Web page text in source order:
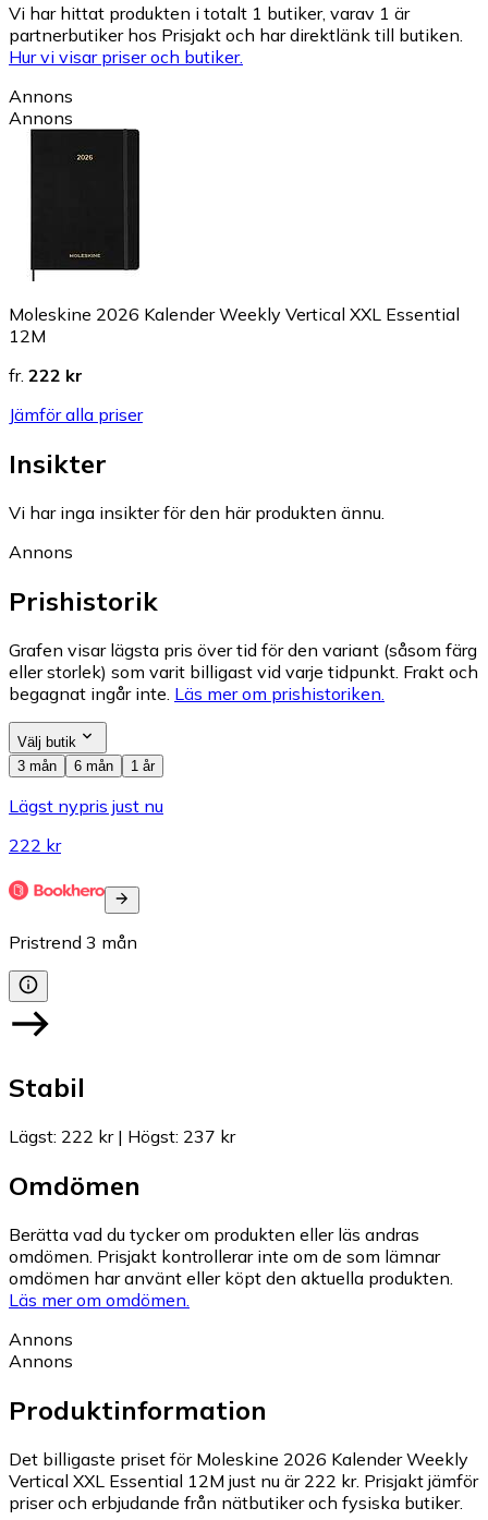
Vi har hittat produkten i totalt 1 butiker, varav 1 är
partnerbutiker hos Prisjakt och har direktlänk till butiken.
Hur vi visar priser och butiker.
Annons
Annons
Moleskine 2026 Kalender Weekly Vertical XXL Essential
12M
fr. 222 kr
Jämför alla priser
Insikter
Vi har inga insikter för den här produkten ännu.
Annons
Prishistorik
Grafen visar lägsta pris över tid för den variant (såsom färg
eller storlek) som varit billigast vid varje tidpunkt. Frakt och
begagnat ingår inte. Läs mer om prishistoriken.
Välj butik
3 mån
6 mån 1 år
Lägst nypris just nu
222 kr
Pristrend 3 mån
Stabil
Lägst: 222 kr| Högst: 237 kr
Omdömen
Berätta vad du tycker om produkten eller läs andras
omdömen. Prisjakt kontrollerar inte om de som lämnar
omdömen har använt eller köpt den aktuella produkten.
Läs mer om omdömen.
Annons
Annons
Produktinformation
Det billigaste priset för Moleskine 2026 Kalender Weekly
Vertical XXL Essential 12M just nu är 222 kr. Prisjakt jämför
priser och erbjudande från nätbutiker och fysiska butiker.